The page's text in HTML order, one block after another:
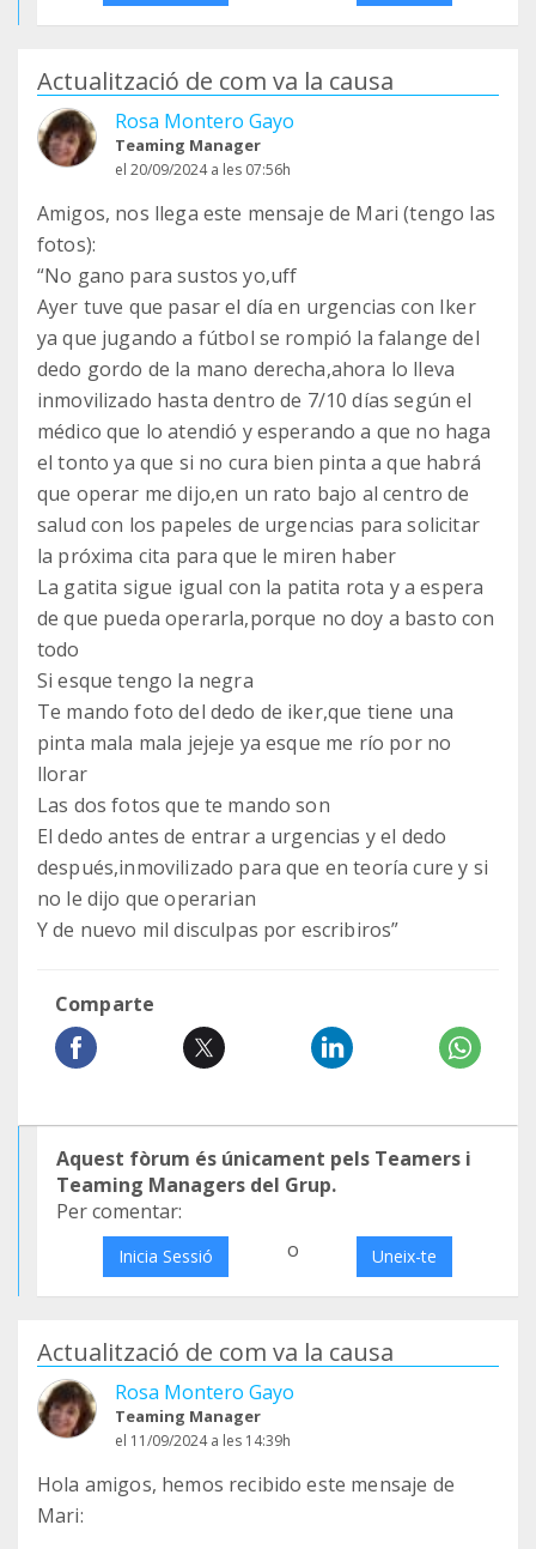
Actualització de com va la causa
Rosa Montero Gayo
Teaming Manager
el 20/09/2024 a les 07:56h
Amigos, nos llega este mensaje de Mari (tengo las
fotos):
“No gano para sustos yo,uff
Ayer tuve que pasar el día en urgencias con Iker
ya que jugando a fútbol se rompió la falange del
dedo gordo de la mano derecha,ahora lo lleva
inmovilizado hasta dentro de 7/10 días según el
médico que lo atendió y esperando a que no haga
el tonto ya que si no cura bien pinta a que habrá
que operar me dijo,en un rato bajo al centro de
salud con los papeles de urgencias para solicitar
la próxima cita para que le miren haber
La gatita sigue igual con la patita rota y a espera
de que pueda operarla,porque no doy a basto con
todo
Si esque tengo la negra
Te mando foto del dedo de iker,que tiene una
pinta mala mala jejeje ya esque me río por no
llorar
Las dos fotos que te mando son
El dedo antes de entrar a urgencias y el dedo
después,inmovilizado para que en teoría cure y si
no le dijo que operarian
Y de nuevo mil disculpas por escribiros”
Comparte
Aquest fòrum és únicament pels Teamers i
Teaming Managers del Grup.
Per comentar:
Inicia Sessió o Uneix-te
Actualització de com va la causa
Rosa Montero Gayo
Teaming Manager
el 11/09/2024 a les 14:39h
Hola amigos, hemos recibido este mensaje de
Mari: